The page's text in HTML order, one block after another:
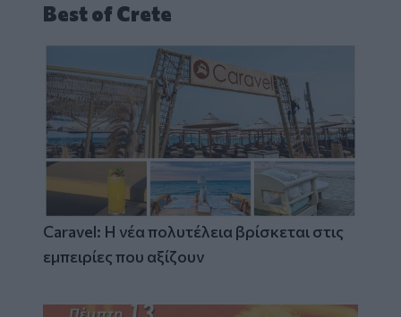
Best of Crete
Caravel: Η νέα πολυτέλεια βρίσκεται στις
εμπειρίες που αξίζουν